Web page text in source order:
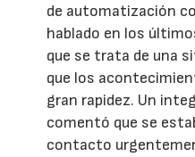
de automatización
hablado en los
que se trata de una
que los
gran rapidez. Un
comentó que se
contacto